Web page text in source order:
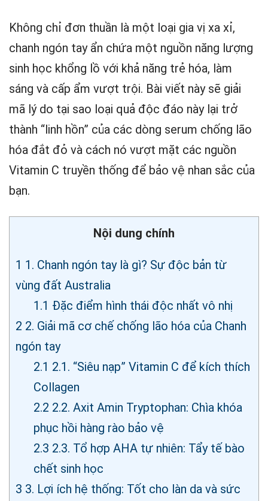
Không chỉ đơn thuần là một loại gia vị xa xỉ,
chanh ngón tay ẩn chứa một nguồn năng lượng
sinh học khổng lồ với khả năng trẻ hóa, làm
sáng và cấp ẩm vượt trội. Bài viết này sẽ giải
mã lý do tại sao loại quả độc đáo này lại trở
thành “linh hồn” của các dòng serum chống lão
hóa đắt đỏ và cách nó vượt mặt các nguồn
Vitamin C truyền thống để bảo vệ nhan sắc của
bạn.
Nội dung chính
1 1. Chanh ngón tay là gì? Sự độc bản từ
vùng đất Australia
1.1 Đặc điểm hình thái độc nhất vô nhị
2 2. Giải mã cơ chế chống lão hóa của Chanh
ngón tay
2.1 2.1. “Siêu nạp” Vitamin C để kích thích
Collagen
2.2 2.2. Axit Amin Tryptophan: Chìa khóa
phục hồi hàng rào bảo vệ
2.3 2.3. Tổ hợp AHA tự nhiên: Tẩy tế bào
chết sinh học
3 3. Lợi ích hệ thống: Tốt cho làn da và sức